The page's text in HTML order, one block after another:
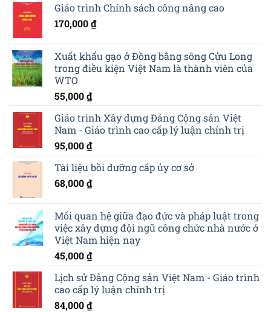
Giáo trình Chính sách công nâng cao
170,000₫
Xuất khẩu gạo ở Đồng bằng sông Cửu Long
trong điều kiện Việt Nam là thành viên của
WTO
55,000₫
Giáo trình Xây dựng Đảng Cộng sản Việt
Nam - Giáo trình cao cấp lý luận chính trị
95,000₫
Tài liệu bồi dưỡng cấp ủy cơ sở
68,000₫
Mối quan hệ giữa đạo đức và pháp luật trong
việc xây dựng đội ngũ công chức nhà nước ở
Việt Nam hiện nay
45,000₫
Lịch sử Đảng Cộng sản Việt Nam - Giáo trình
cao cấp lý luận chính trị
84,000₫